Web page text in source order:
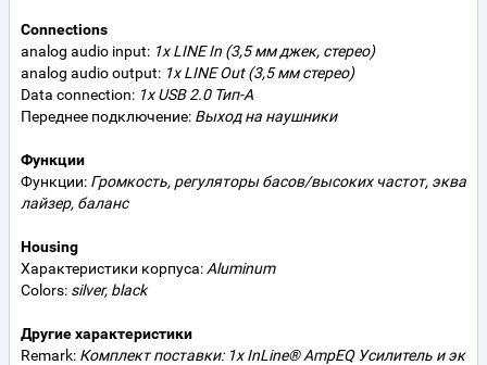
Connections
analog audio input: 1x LINE In (3,5 мм джек, стерео)
analog audio output: 1x LINE Out (3,5 мм стерео)
Data connection: 1x USB 2.0 Тип-A
Переднее подключение: Выход на наушники
Функции
Функции: Громкость, регуляторы басов/высоких частот, эква
лайзер, баланс
Housing
Характеристики корпуса: Aluminum
Colors: silver, black
Другие характеристики
Remark: Комплект поставки: 1x InLine® AmpEQ Усилитель и эк